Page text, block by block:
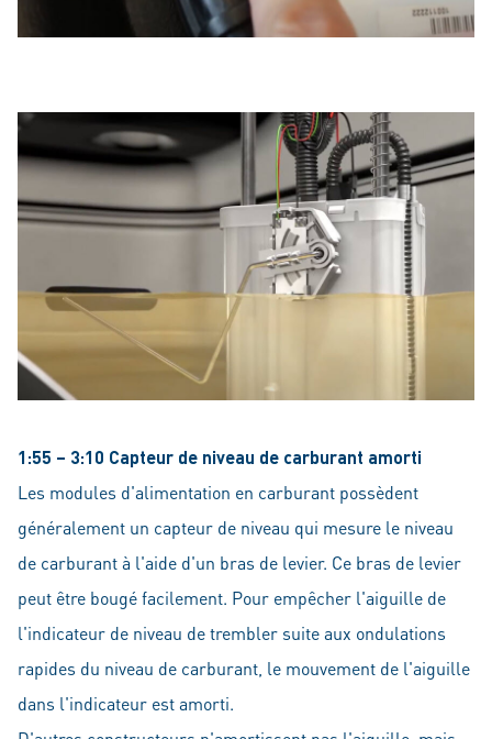
1:55 – 3:10 Capteur de niveau de carburant amorti
Les modules d'alimentation en carburant possèdent
généralement un capteur de niveau qui mesure le niveau
de carburant à l'aide d'un bras de levier. Ce bras de levier
peut être bougé facilement. Pour empêcher l'aiguille de
l'indicateur de niveau de trembler suite aux ondulations
rapides du niveau de carburant, le mouvement de l'aiguille
dans l'indicateur est amorti.